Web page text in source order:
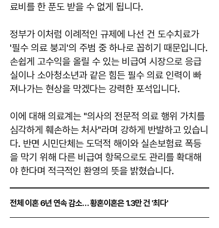
료비를 한 푼도 받을 수 없게 됩니다.
정부가 이처럼 이례적인 규제에 나선 건 도수치료가
'필수 의료 붕괴'의 주범 중 하나로 꼽히기 때문입니다.
손쉽게 고수익을 올릴 수 있는 비급여 시장으로 응급
실이나 소아청소년과 같은 힘든 필수 의료 인력이 빠
져나가는 현상을 막겠다는 강력한 포석입니다.
이에 대해 의료계는 "의사의 전문적 의료 행위 가치를
심각하게 훼손하는 처사"라며 강하게 반발하고 있습니
다. 반면 시민단체는 도덕적 해이와 실손보험료 폭등
을 막기 위해 다른 비급여 항목으로도 관리를 확대해
야 한다며 적극적인 환영의 뜻을 밝혔습니다.
전체 이혼 6년 연속 감소… 황혼이혼은 1.3만 건 '최다'